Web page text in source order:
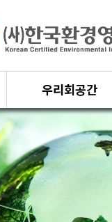
우리회공간